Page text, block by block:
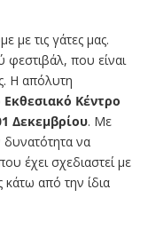
με τις γάτες μας.
φεστιβάλ, που είναι
Η απόλυτη
Κέντρο
Δεκεμβρίου. Με
δυνατότητα να
έχει σχεδιαστεί με
από την ίδια